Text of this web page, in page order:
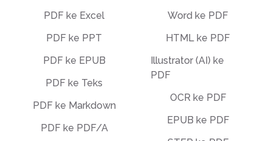
PDF ke Excel
PDF ke PPT
PDF ke EPUB
PDF ke Teks
PDF ke Markdown
PDF ke PDF/A
Word ke PDF
HTML ke PDF
Illustrator (AI) ke
PDF
OCR ke PDF
EPUB ke PDF